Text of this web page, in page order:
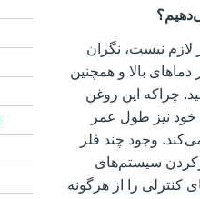
روغن بهران آذرخش ویژه 10 دیگر لازم نیست، نگران
بالا و همچنین
چراکه این روغن
نیز طول عمر
وجود چند فلز
سیستم‌های
کنترلی را از هرگونه